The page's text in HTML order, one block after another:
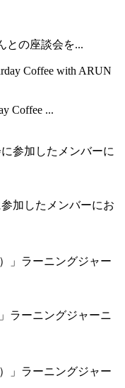
との座談会を...
Coffee ...
加したメンバーにお
ラーニングジャーニ